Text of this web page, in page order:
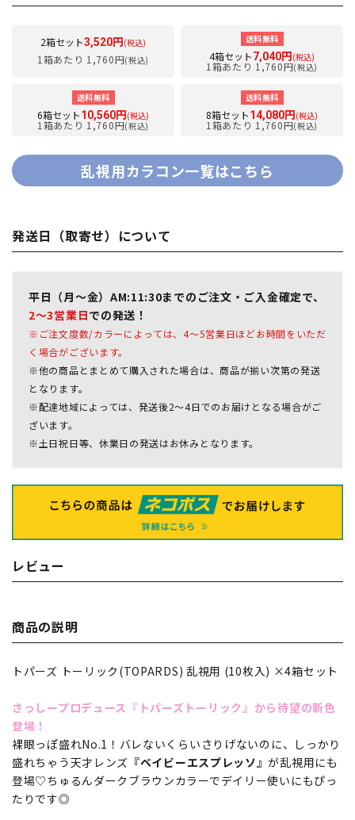
2箱セット3,520円 (税込)
1箱あたり 1,760円(税込)
送料無料
4箱セット7,040円 (税込)
1箱あたり 1,760円(税込)
送料無料
6箱セット10,560円 (税込)
1箱あたり 1,760円(税込)
送料無料
8箱セット14,080円 (税込)
1箱あたり 1,760円(税込)
乱視用カラコン一覧はこちら
発送日（取寄せ）について
平日（月～金）AM:11:30までのご注文・ご入金確定で、
2～3営業日での発送！
※ご注文度数/カラーによっては、4～5営業日ほどお時間をいただ
く場合がございます。
※他の商品とまとめて購入された場合は、商品が揃い次第の発送
となります。
※配達地域によっては、発送後2～4日でのお届けとなる場合がご
ざいます。
※土日祝日等、休業日の発送はお休みとなります。
レビュー
商品の説明
トパーズ トーリック(TOPARDS) 乱視用 (10枚入) ×4箱セット
さっしープロデュース『トパーズトーリック』から待望の新色
登場！
裸眼っぽ盛れNo.1！バレないくらいさりげないのに、しっかり
盛れちゃう天才レンズ 『ベイビーエスプレッソ』が乱視用にも
登場♡ちゅるんダークブラウンカラーでデイリー使いにもぴっ
たりです◎